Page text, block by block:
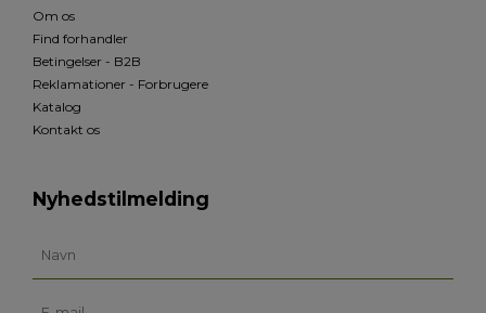
Om os
Find forhandler
Betingelser - B2B
Reklamationer - Forbrugere
Katalog
Kontakt os
Nyhedstilmelding